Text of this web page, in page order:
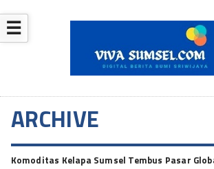
☰
ARCHIVE
Komoditas Kelapa Sumsel Tembus Pasar